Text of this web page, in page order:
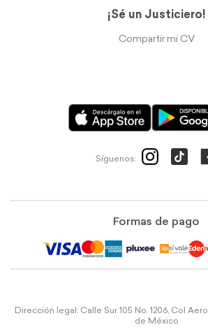
¡Sé un Justiciero!
Compartir mi CV
Síguenos:
Formas de pago
Dirección legal: Calle Sur 105 No. 1206, Col
de México